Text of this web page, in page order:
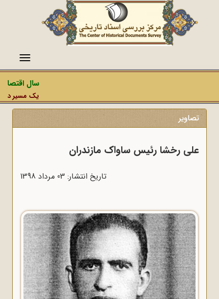
منو
سال
یک مسیر
تصاویر
علی رخشا رئیس ساواک مازندران
تاریخ انتشار: 03 مرداد 1398